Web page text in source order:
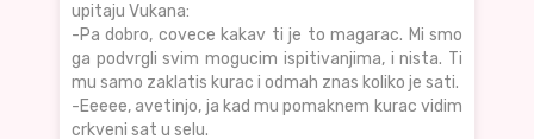
upitaju Vukana:
-Pa dobro, covece kakav ti je to magarac. Mi smo
ga podvrgli svim mogucim ispitivanjima, i nista. Ti
mu samo zaklatis kurac i odmah znas koliko je sati.
-Eeeee, avetinjo, ja kad mu pomaknem kurac vidim
crkveni sat u selu.